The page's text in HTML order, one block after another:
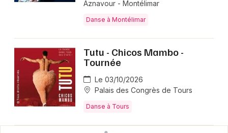
Aznavour - Montélimar
Danse à Montélimar
Tutu - Chicos Mambo -
Tournée
Le 03/10/2026
Palais des Congrès de Tours
Danse à Tours